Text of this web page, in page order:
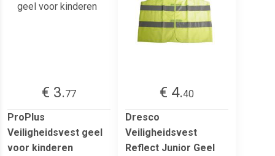
€ 3.77
ProPlus
Veiligheidsvest geel
voor kinderen
€ 4.40
Dresco
Veiligheidsvest
Reflect Junior Geel